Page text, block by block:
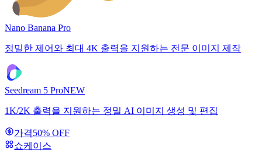
Nano Banana Pro
정밀한 제어와 최대 4K 출력을 지원하는 전문 이미지 제작
Seedream 5 ProNEW
1K/2K 출력을 지원하는 정밀 AI 이미지 생성 및 편집
가격50% OFF
쇼케이스